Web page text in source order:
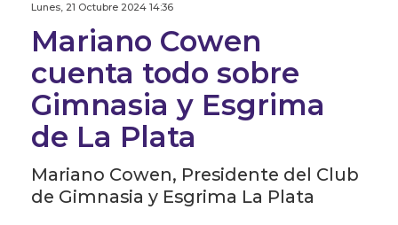
Lunes, 21 Octubre 2024 14:36
Mariano Cowen
cuenta todo sobre
Gimnasia y Esgrima
de La Plata
Mariano Cowen, Presidente del Club
de Gimnasia y Esgrima La Plata